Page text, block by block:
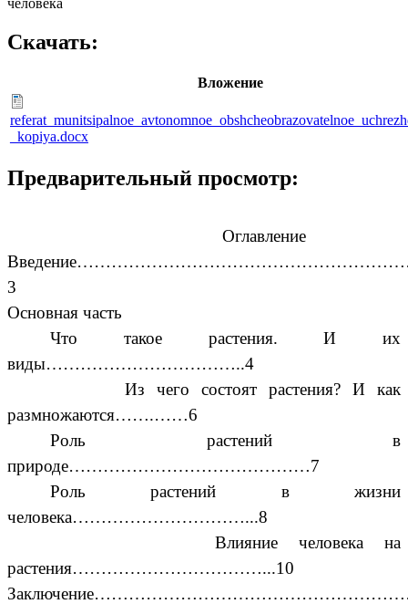
Скачать:
Вложение
_kopiya.docx
Предварительный просмотр:
Оглавление
3
Основная часть
Что такое растения. И их
виды……………………………..4
Из чего состоят растения? И как
размножаются…….……6
Роль растений в
природе……………………………………7
Роль растений в жизни
человека…………………………...8
Влияние человека на
растения……………………………...10